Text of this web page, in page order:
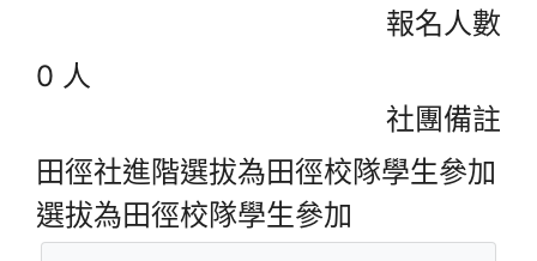
報名人數
0 人
社團備註
田徑社進階選拔為田徑校隊學生參加
選拔為田徑校隊學生參加